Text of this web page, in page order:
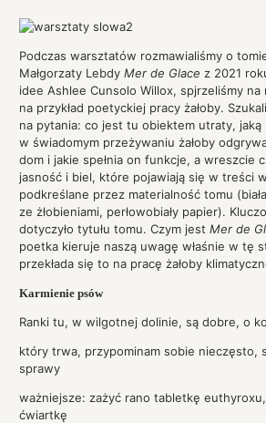
Podczas warsztatów rozmawialiśmy o
Małgorzaty Lebdy Mer de Glace z 2021
idee Ashlee Cunsolo Willox, spjrzeliśmy na
na przykład poetyckiej pracy żałoby.
na pytania: co jest tu obiektem utraty, jaką
w świadomym przeżywaniu żałoby
dom i jakie spełnia on funkcje, a wreszcie
jasność i biel, które pojawiają się w treści
podkreślane przez materialność tomu
ze żłobieniami, perłowobiały papier).
dotyczyło tytułu tomu. Czym jest Mer de
poetka kieruje naszą uwagę właśnie w tę
przekłada się to na pracę żałoby
Karmienie psów
Ranki tu, w wilgotnej dolinie, są dobre, o
który trwa, przypominam sobie nieczęsto,
sprawy
ważniejsze: zażyć rano tabletkę
ćwiartkę